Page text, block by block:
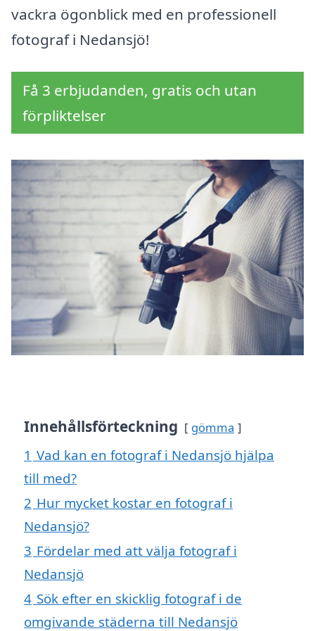
vackra ögonblick med en professionell
fotograf i Nedansjö!
Få 3 erbjudanden, gratis och utan
förpliktelser
Innehållsförteckning gömma
1 Vad kan en fotograf i Nedansjö hjälpa
till med?
2 Hur mycket kostar en fotograf i
Nedansjö?
3 Fördelar med att välja fotograf i
Nedansjö
4 Sök efter en skicklig fotograf i de
omgivande städerna till Nedansjö